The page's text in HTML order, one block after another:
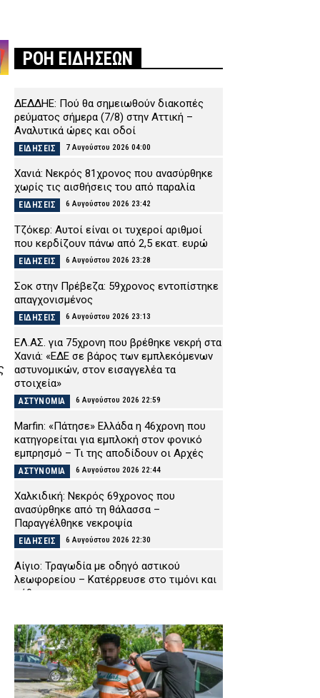
ΡΟΗ ΕΙΔΗΣΕΩΝ
ΔΕΔΔΗΕ: Πού θα σημειωθούν διακοπές
ρεύματος σήμερα (7/8) στην Αττική –
Αναλυτικά ώρες και οδοί
ΕΙΔΗΣΕΙΣ 7 Αυγούστου 2026 04:00
Χανιά: Νεκρός 81χρονος που ανασύρθηκε
χωρίς τις αισθήσεις του από παραλία
ΕΙΔΗΣΕΙΣ 6 Αυγούστου 2026 23:42
Τζόκερ: Αυτοί είναι οι τυχεροί αριθμοί
που κερδίζουν πάνω από 2,5 εκατ. ευρώ
ΕΙΔΗΣΕΙΣ 6 Αυγούστου 2026 23:28
Σοκ στην Πρέβεζα: 59χρονος εντοπίστηκε
απαγχονισμένος
ΕΙΔΗΣΕΙΣ 6 Αυγούστου 2026 23:13
ΕΛ.ΑΣ. για 75χρονη που βρέθηκε νεκρή στα
Χανιά: «ΕΔΕ σε βάρος των εμπλεκόμενων
αστυνομικών, στον εισαγγελέα τα
στοιχεία»
ΑΣΤΥΝΟΜΙΑ 6 Αυγούστου 2026 22:59
Marfin: «Πάτησε» Ελλάδα η 46χρονη που
κατηγορείται για εμπλοκή στον φονικό
εμπρησμό – Τι της αποδίδουν οι Αρχές
ΑΣΤΥΝΟΜΙΑ 6 Αυγούστου 2026 22:44
Χαλκιδική: Νεκρός 69χρονος που
ανασύρθηκε από τη θάλασσα –
Παραγγέλθηκε νεκροψία
ΕΙΔΗΣΕΙΣ 6 Αυγούστου 2026 22:30
Αίγιο: Τραγωδία με οδηγό αστικού
λεωφορείου – Κατέρρευσε στο τιμόνι και
πέθανε
Χανιά: Πειθαρχική έρευνα για την υπόθεση
της 75χρονης που βρέθηκε νεκρή μετά την
αποχώρησή της από το Αστυνομικό
Μέγαρο
ΑΣΤΥΝΟΜΙΑ 6 Αυγούστου 2026 22:01